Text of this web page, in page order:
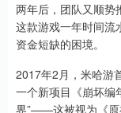
两年后，团队又顺势
这款游戏一年时间流
资金短缺的困境。
2017年2月，米哈游
一个新项目《崩坏编
界”——这被视为《原